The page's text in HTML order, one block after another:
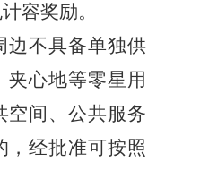
容奖励。
边不具备单独供
夹心地等零星用
空间、公共服务
，经批准可按照